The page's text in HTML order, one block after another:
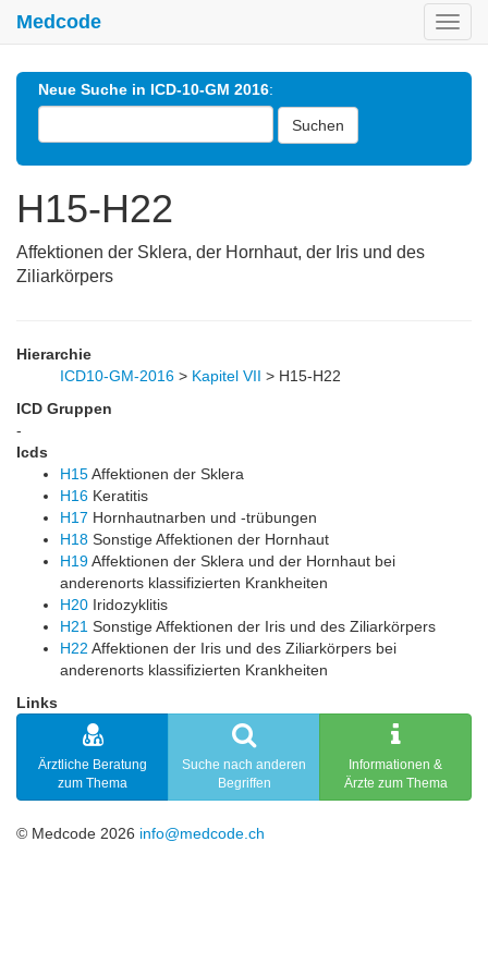
Medcode
Neue Suche in ICD-10-GM 2016:
Suchen
H15-H22
Affektionen der Sklera, der Hornhaut, der Iris und des
Ziliarkörpers
Hierarchie
ICD10-GM-2016 > Kapitel VII > H15-H22
ICD Gruppen
-
Icds
H15Affektionen der Sklera
H16 Keratitis
H17 Hornhautnarben und -trübungen
H18 Sonstige Affektionen der Hornhaut
H19Affektionen der Sklera und der Hornhaut bei
anderenorts klassifizierten Krankheiten
H20 Iridozyklitis
H21 Sonstige Affektionen der Iris und des Ziliarkörpers
H22 Affektionen der Iris und des Ziliarkörpers bei
anderenorts klassifizierten Krankheiten
Links
Ärztliche Beratung
zum Thema
Suche nach anderen
Begriffen
Informationen &
Ärzte zum Thema
© Medcode 2026 info@medcode.ch